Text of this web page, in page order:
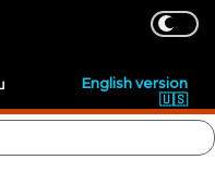
English version
🇺🇸